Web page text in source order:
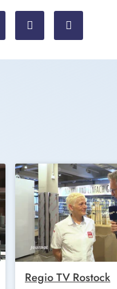
Regio TV Rostock